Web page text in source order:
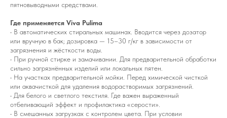
пятновыводными средствами.
Где применяется Viva Pulima
• В автоматических стиральных машинах. Вводится через дозатор
или вручную в бак; дозировка — 15–30 г/кг в зависимости от
загрязнения и жёсткости воды.
• При ручной стирке и замачивании. Для предварительной обработки
сильно загрязнённых изделий или локальных пятен.
• На участках предварительной мойки. Перед химической чисткой
или аквачисткой для удаления водорастворимых загрязнений.
• Для белого и светлого текстиля. Где важен выраженный
отбеливающий эффект и профилактика «серости».
• В смешанных загрузках с контролем цвета. При условии